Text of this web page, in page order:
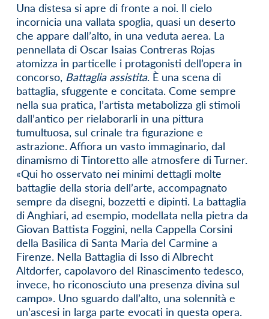
Una distesa si apre di fronte a noi. Il cielo
incornicia una vallata spoglia, quasi un deserto
che appare dall’alto, in una veduta aerea. La
pennellata di Oscar Isaias Contreras Rojas
atomizza in particelle i protagonisti dell’opera in
concorso, Battaglia assistita. È una scena di
battaglia, sfuggente e concitata. Come sempre
nella sua pratica, l’artista metabolizza gli stimoli
dall’antico per rielaborarli in una pittura
tumultuosa, sul crinale tra figurazione e
astrazione. Affiora un vasto immaginario, dal
dinamismo di Tintoretto alle atmosfere di Turner.
«Qui ho osservato nei minimi dettagli molte
battaglie della storia dell’arte, accompagnato
sempre da disegni, bozzetti e dipinti. La battaglia
di Anghiari, ad esempio, modellata nella pietra da
Giovan Battista Foggini, nella Cappella Corsini
della Basilica di Santa Maria del Carmine a
Firenze. Nella Battaglia di Isso di Albrecht
Altdorfer, capolavoro del Rinascimento tedesco,
invece, ho riconosciuto una presenza divina sul
campo». Uno sguardo dall’alto, una solennità e
un’ascesi in larga parte evocati in questa opera.